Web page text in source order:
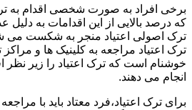
برخی افراد به صورت شخصی اقدام به
که درصد بالایی از این اقدامات به دلیل
ترک اصولی اعتیاد منجر به شکست می
ترک اعتیاد مراجعه به کلینیک ها و مراکز
خوشنام است که ترک اعتیاد را زیر نظر
انجام می دهند.
برای ترک اعتیاد،فرد معتاد باید با